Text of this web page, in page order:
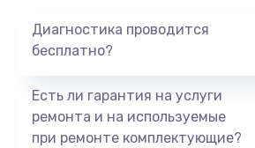
Заказать
Диагностика проводится
бесплатно?
Есть ли гарантия на услуги
ремонта и на используемые
при ремонте комплектующие?